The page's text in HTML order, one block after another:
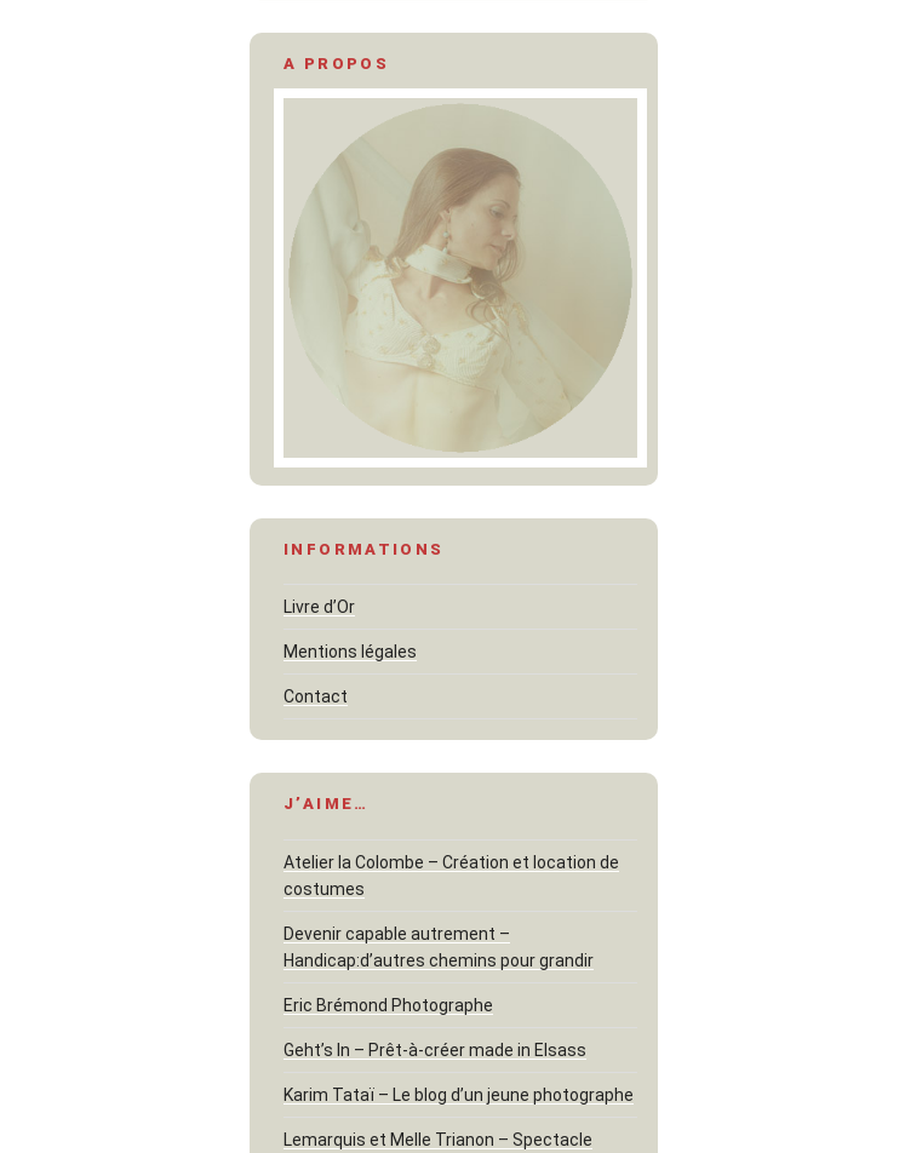
A PROPOS
INFORMATIONS
Livre d’Or
Mentions légales
Contact
J’AIME…
Atelier la Colombe – Création et location de
costumes
Devenir capable autrement –
Handicap:d’autres chemins pour grandir
Eric Brémond Photographe
Geht’s In – Prêt-à-créer made in Elsass
Karim Tataï – Le blog d’un jeune photographe
Lemarquis et Melle Trianon – Spectacle